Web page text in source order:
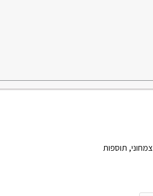
צמחוני, תוספות